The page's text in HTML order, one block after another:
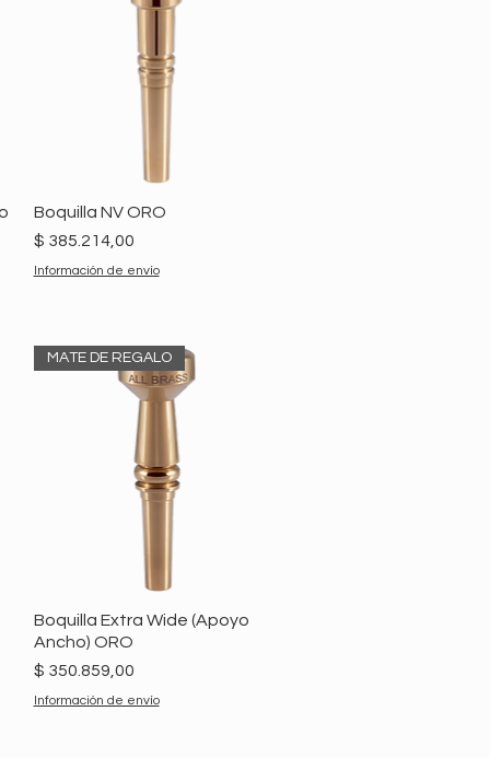
Boquilla NV ORO
Precio
$ 385.214,00
Información de envío
MATE DE REGALO
Boquilla Extra Wide (Apoyo
Ancho) ORO
Precio
$ 350.859,00
Información de envío